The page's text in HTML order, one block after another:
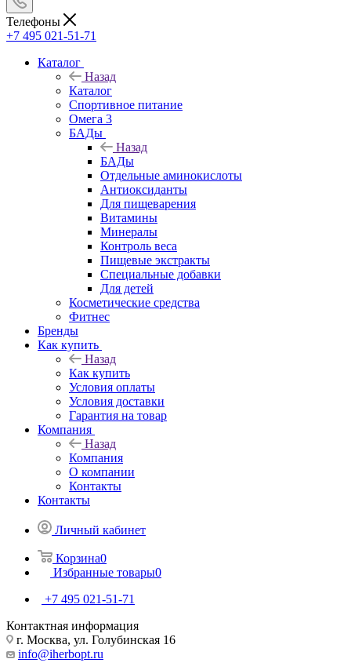
Телефоны
+7 495 021-51-71
Каталог
Назад
Каталог
Спортивное питание
Омега 3
БАДы
Назад
БАДы
Отдельные аминокислоты
Антиоксиданты
Для пищеварения
Витамины
Минералы
Контроль веса
Пищевые экстракты
Специальные добавки
Для детей
Косметические средства
Фитнес
Бренды
Как купить
Назад
Как купить
Условия оплаты
Условия доставки
Гарантия на товар
Компания
Назад
Компания
О компании
Контакты
Контакты
Личный кабинет
Корзина0
Избранные товары0
+7 495 021-51-71
Контактная информация
г. Москва, ул. Голубинская 16
info@iherbopt.ru